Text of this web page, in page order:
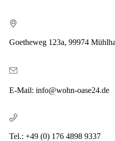
Goetheweg 123a, 99974
E-Mail: info@wohn-oase24.de
Tel.: +49 (0) 176 4898 9337